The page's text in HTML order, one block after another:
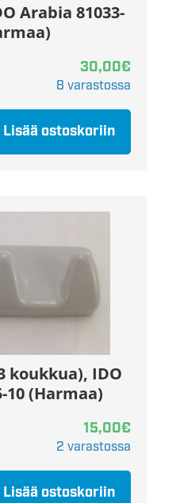
Arabia 81033-
30,00€
8 varastossa
Lisää ostoskoriin
koukkua), IDO
10 (Harmaa)
15,00€
2 varastossa
Lisää ostoskoriin